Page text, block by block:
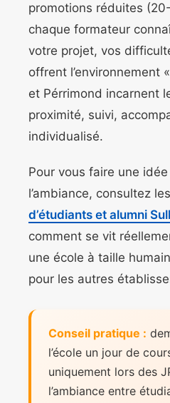
promotions réduites
chaque formateur
votre projet, vos
offrent l’environnement
et Pérrimond incarnent
proximité, suivi,
individualisé.
Pour vous faire une
l’ambiance, consultez les
d’étudiants et alumni
comment se vit
une école à taille
pour les autres
Conseil pratique :
l’école un jour de
uniquement lors des
l’ambiance entre